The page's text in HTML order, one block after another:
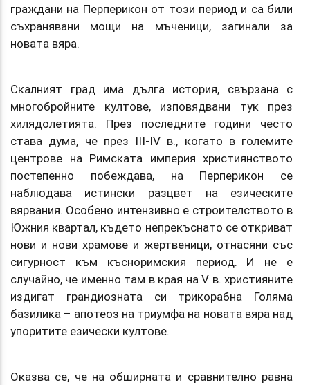
граждани на Перперикон от този период и са били
съхранявани мощи на мъченици, загинали за
новата вяра.
Скалният град има дълга история, свързана с
многобройните култове, изповядвани тук през
хилядолетията. През последните години често
става дума, че през III-IV в., когато в големите
центрове на Римската империя християнството
постепенно побеждава, на Перперикон се
наблюдава истински разцвет на езическите
вярвания. Особено интензивно е строителството в
Южния квартал, където непрекъснато се откриват
нови и нови храмове и жертвеници, отнасяни със
сигурност към късноримския период. И не е
случайно, че именно там в края на V в. християните
издигат грандиозната си трикорабна Голяма
базилика – апотеоз на триумфа на новата вяра над
упоритите езически култове.
Оказва се, че на обширната и сравнително равна